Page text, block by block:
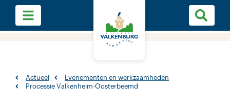
Actueel
Evenementen en werkzaamheden
Processie Valkenheim-Oosterbeemd